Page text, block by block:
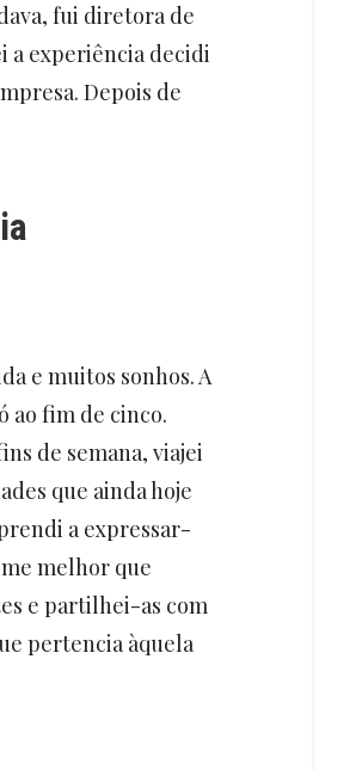
fui diretora de
a experiência decidi
Depois de
e muitos sonhos. A
ao fim de cinco.
de semana, viajei
que ainda hoje
a expressar-
melhor que
e partilhei-as com
pertencia àquela